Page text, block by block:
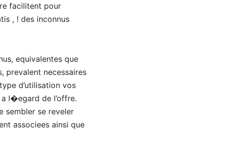
facilitent pour
, ! des inconnus
equivalentes que
prevalent necessaires
d’utilisation vos
l�egard de l’offre.
sembler se reveler
associees ainsi que